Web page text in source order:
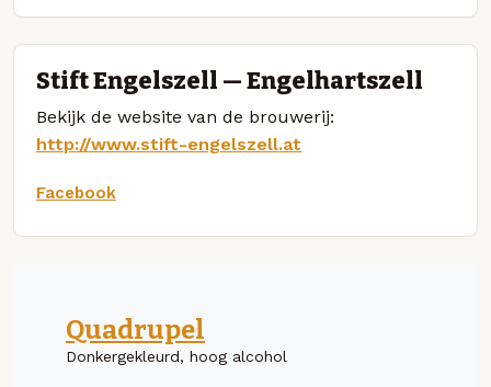
Stift Engelszell — Engelhartszell
Bekijk de website van de brouwerij:
http://www.stift-engelszell.at
Facebook
Quadrupel
Donkergekleurd, hoog alcohol